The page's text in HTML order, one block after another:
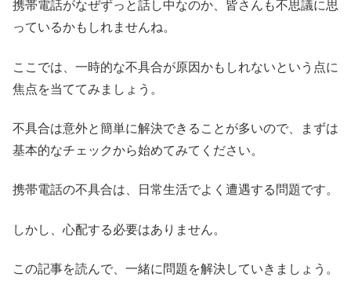
携帯電話がなぜずっと話し中なのか、皆さんも不思議に思
っているかもしれませんね。
ここでは、一時的な不具合が原因かもしれないという点に
焦点を当ててみましょう。
不具合は意外と簡単に解決できることが多いので、まずは
基本的なチェックから始めてみてください。
携帯電話の不具合は、日常生活でよく遭遇する問題です。
しかし、心配する必要はありません。
この記事を読んで、一緒に問題を解決していきましょう。